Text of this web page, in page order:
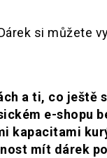
si můžete
a ti, co ještě
e-shopu
kapacitami
mít dárek